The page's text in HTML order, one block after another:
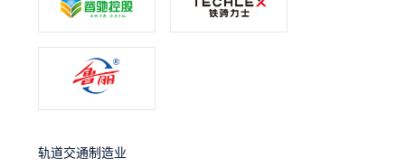
轨道交通制造业